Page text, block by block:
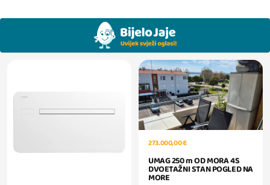
273.000,00 €
UMAG 250 m OD MORA 4S
DVOETAŽNI STAN POGLED NA
MORE